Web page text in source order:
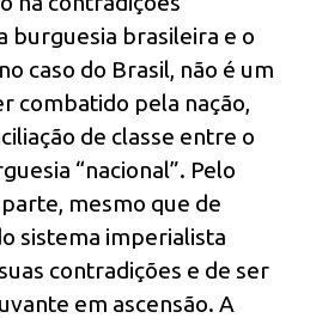
burguesia brasileira e o
caso do Brasil, não é um
combatido pela nação,
de classe entre o
“nacional”. Pelo
mesmo que de
sistema imperialista
contradições e de ser
em ascensão. A